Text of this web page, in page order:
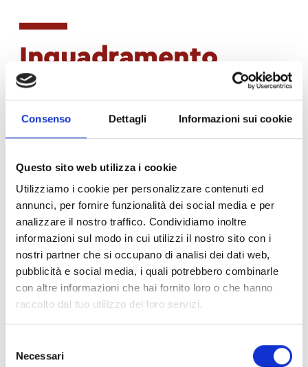
Consenso Dettagli Informazioni sui cookie
Questo sito web utilizza i cookie
Utilizziamo i cookie per personalizzare contenuti ed
annunci, per fornire funzionalità dei social media e per
analizzare il nostro traffico. Condividiamo inoltre
informazioni sul modo in cui utilizzi il nostro sito con i
nostri partner che si occupano di analisi dei dati web,
pubblicità e social media, i quali potrebbero combinarle
con altre informazioni che hai fornito loro o che hanno
raccolto dal tuo utilizzo dei loro servizi.
delNecessari
Inquadramento
normativo
Direttiva Macchine 2006/42/CE
“macchine” e ne stabilisce il rispetto dei requisiti
L’art. 12della Direttiva descrive le procedure di
valutazione della conformità che devono essere
seguite dal fabbricante al fine di dimostrare
l’effettiva conformità della macchina ai requisiti
della direttiva.
L’art. 12prevede tre procedure in funzione della
tipologia di macchina e in funzione del fatto che